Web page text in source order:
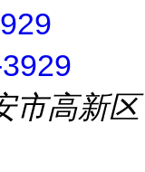
市高新区